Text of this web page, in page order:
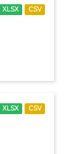
XLSX CSV
XLSX CSV